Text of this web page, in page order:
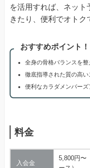
を活用すれば、ネッ
きたり、便利でオトク
おすすめポイント！
全身の骨格バランスを整
徹底指導された質の高い
便利なカラダメンバーズ
料金
入会金
5,800円〜